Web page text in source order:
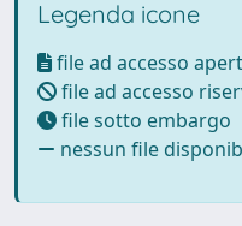
Legenda icone
file ad accesso
file ad accesso
file sotto embargo
nessun file